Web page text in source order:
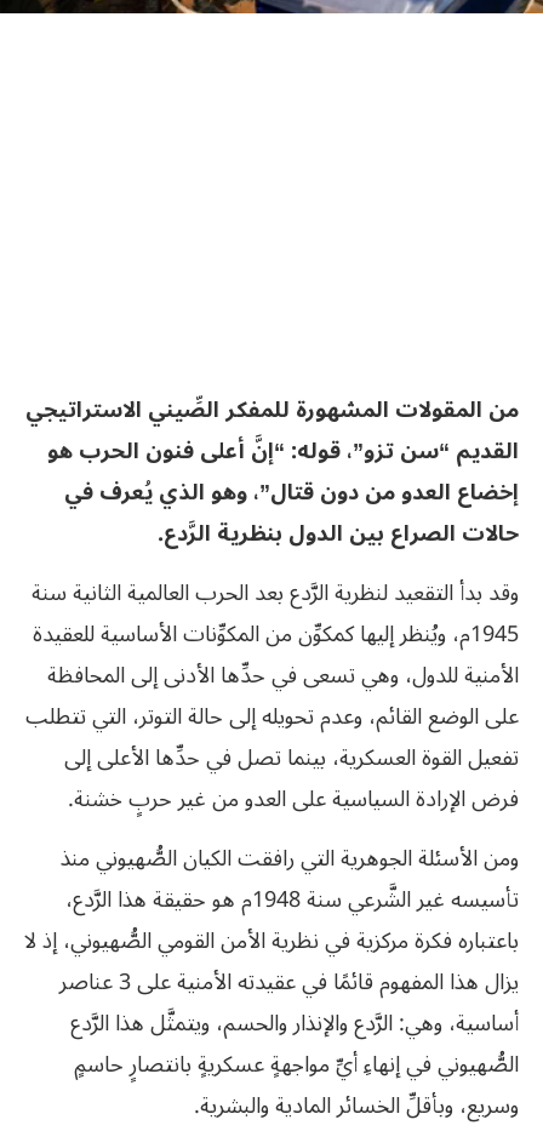
من المقولات المشهورة للمفكر الصِّيني الاستراتيجي
القديم “سن تزو”، قوله: “إنَّ أعلى فنون الحرب هو
إخضاع العدو من دون قتال”، وهو الذي يُعرف في
حالات الصراع بين الدول بنظرية الرَّدع.
وقد بدأ التقعيد لنظرية الرَّدع بعد الحرب العالمية الثانية سنة
1945م، ويُنظر إليها كمكوِّن من المكوِّنات الأساسية للعقيدة
الأمنية للدول، وهي تسعى في حدِّها الأدنى إلى المحافظة
على الوضع القائم، وعدم تحويله إلى حالة التوتر، التي تتطلب
تفعيل القوة العسكرية، بينما تصل في حدِّها الأعلى إلى
فرض الإرادة السياسية على العدو من غير حربٍ خشنة.
ومن الأسئلة الجوهرية التي رافقت الكيان الصُّهيوني منذ
تأسيسه غير الشَّرعي سنة 1948م هو حقيقة هذا الرَّدع،
باعتباره فكرة مركزية في نظرية الأمن القومي الصُّهيوني، إذ لا
يزال هذا المفهوم قائمًا في عقيدته الأمنية على 3 عناصر
أساسية، وهي: الرَّدع والإنذار والحسم، ويتمثَّل هذا الرَّدع
الصُّهيوني في إنهاءِ أيِّ مواجهةٍ عسكريةٍ بانتصارٍ حاسمٍ
وسريع، وبأقلِّ الخسائر المادية والبشرية.